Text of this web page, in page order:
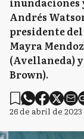
Andrés
presidente
Mayra
(Avellaneda)
Brown).
26 de abril de